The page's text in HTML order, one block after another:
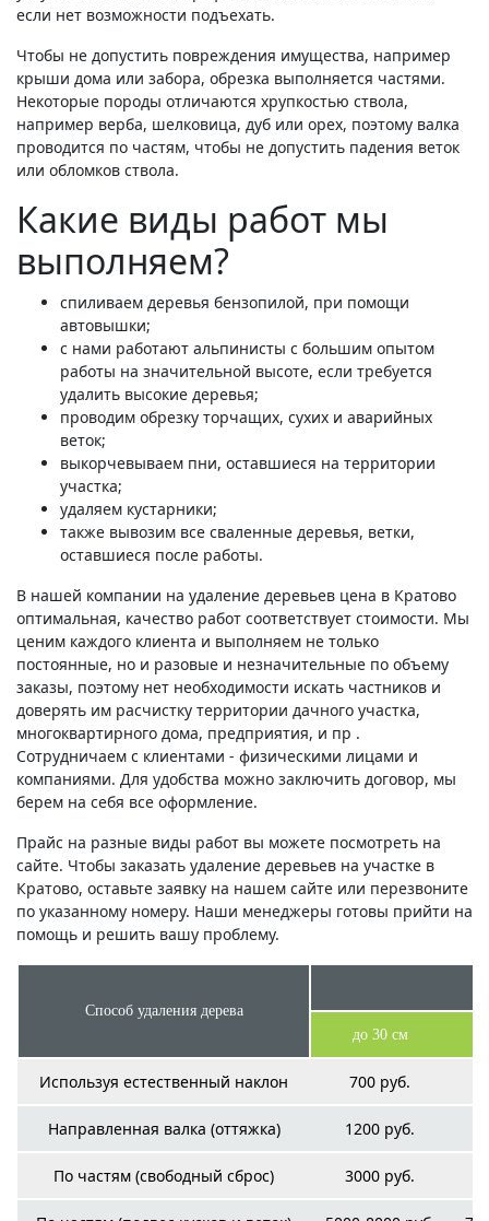
если нет возможности подъехать.
Чтобы не допустить повреждения имущества, например
крыши дома или забора, обрезка выполняется частями.
Некоторые породы отличаются хрупкостью ствола,
например верба, шелковица, дуб или орех, поэтому валка
проводится по частям, чтобы не допустить падения веток
или обломков ствола.
Какие виды работ мы
выполняем?
спиливаем деревья бензопилой, при помощи
автовышки;
с нами работают альпинисты с большим опытом
работы на значительной высоте, если требуется
удалить высокие деревья;
проводим обрезку торчащих, сухих и аварийных
веток;
выкорчевываем пни, оставшиеся на территории
участка;
удаляем кустарники;
также вывозим все сваленные деревья, ветки,
оставшиеся после работы.
В нашей компании на удаление деревьев цена в Кратово
оптимальная, качество работ соответствует стоимости. Мы
ценим каждого клиента и выполняем не только
постоянные, но и разовые и незначительные по объему
заказы, поэтому нет необходимости искать частников и
доверять им расчистку территории дачного участка,
многоквартирного дома, предприятия, и пр .
Сотрудничаем с клиентами - физическими лицами и
компаниями. Для удобства можно заключить договор, мы
берем на себя все оформление.
Прайс на разные виды работ вы можете посмотреть на
сайте. Чтобы заказать удаление деревьев на участке в
Кратово, оставьте заявку на нашем сайте или перезвоните
по указанному номеру. Наши менеджеры готовы прийти на
помощь и решить вашу проблему.
Способ удаления дерева
до 30 см
Используя естественный наклон 700 руб.
Направленная валка (оттяжка) 1200 руб.
По частям (свободный сброс) 3000 руб.